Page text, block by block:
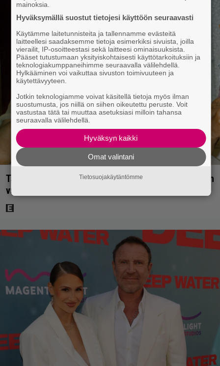
Tänään tv:ssä: Vesa-Matti Loiri palasi Uunon rooliin
vuonna 1998 – Spede vetäytyi sivummalle
mainoksia.
Hyväksymällä suostut tietojesi käyttöön seuraavasti
Käytämme laitetunnisteita ja tallennamme evästeitä
laitteellesi saadaksemme tietoja esimerkiksi sivuista, joilla
vierailit, IP-osoitteestasi sekä laitteesi ominaisuuksista.
Pääset tutustumaan yksityiskohtaisesti käyttötarkoituksiin ja
teknologiakumppaneihimme seuraavalla välilehdellä.
Hylkääminen voi vaikuttaa sivuston toimivuuteen ja
käytettävyyteen.
Jotkin teknologiamme voivat käsitellä tietoja myös ilman
suostumusta, jos niillä on siihen oikeutettu peruste. Voit
vastustaa tätä tai muuttaa asetuksiasi milloin tahansa
seuraavalla välilehdellä.
Hyväksyn kaikki
Omat valintani
Tietosuojakäytäntömme